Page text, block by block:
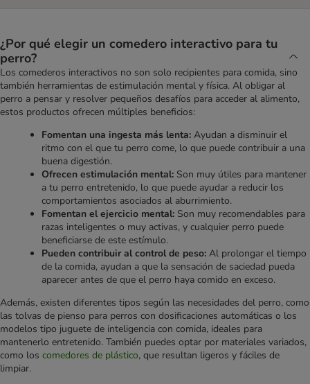
¿Por qué elegir un comedero interactivo para tu
perro?
Los comederos interactivos no son solo recipientes para comida, sino
también herramientas de estimulación mental y física. Al obligar al
perro a pensar y resolver pequeños desafíos para acceder al alimento,
estos productos ofrecen múltiples beneficios:
Fomentan una ingesta más lenta: Ayudan a disminuir el
ritmo con el que tu perro come, lo que puede contribuir a una
buena digestión.
Ofrecen estimulación mental: Son muy útiles para mantener
a tu perro entretenido, lo que puede ayudar a reducir los
comportamientos asociados al aburrimiento.
Fomentan el ejercicio mental: Son muy recomendables para
razas inteligentes o muy activas, y cualquier perro puede
beneficiarse de este estímulo.
Pueden contribuir al control de peso: Al prolongar el tiempo
de la comida, ayudan a que la sensación de saciedad pueda
aparecer antes de que el perro haya comido en exceso.
Además, existen diferentes tipos según las necesidades del perro, como
las tolvas de pienso para perros con dosificaciones automáticas o los
modelos tipo juguete de inteligencia con comida, ideales para
mantenerlo entretenido. También puedes optar por materiales variados,
como los comedores de plástico, que resultan ligeros y fáciles de
limpiar.